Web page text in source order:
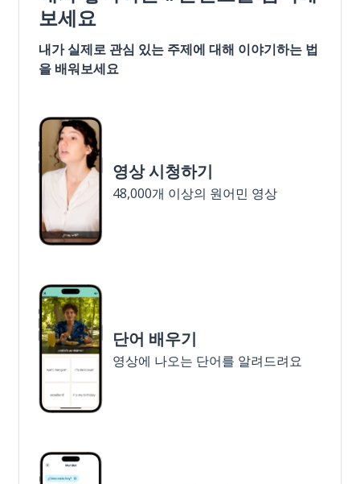
보세요
내가 실제로 관심 있는 주제에 대해 이야기하는 법
을 배워보세요
영상 시청하기
48,000개 이상의 원어민 영상
단어 배우기
영상에 나오는 단어를 알려드려요